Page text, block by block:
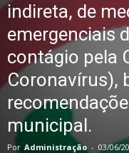
indireta, de
emergenciais
contágio pela
Coronavírus),
municipal.
Por Administração - 03/06/